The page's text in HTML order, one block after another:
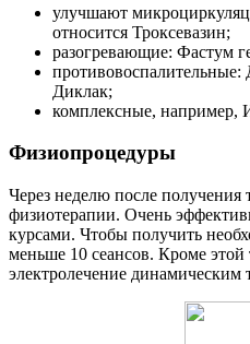
улучшают
относится Троксевазин;
разогревающие: Фастум
Диклак;
комплексные, например,
Физиопроцедуры
Через неделю после
физиотерапии. Очень
курсами. Чтобы получить
меньше 10 сеансов. Кроме
электролечение динамическим